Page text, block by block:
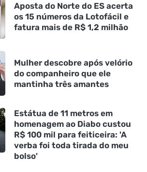
Aposta do Norte do ES acerta
os 15 números da Lotofácil e
fatura mais de R$ 1,2 milhão
Mulher descobre após velório
do companheiro que ele
mantinha três amantes
Estátua de 11 metros em
homenagem ao Diabo custou
R$ 100 mil para feiticeira: 'A
verba foi toda tirada do meu
bolso'